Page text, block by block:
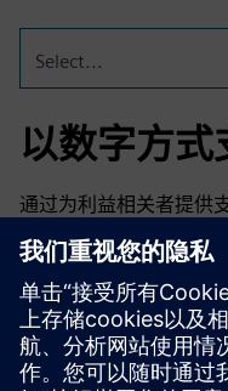
Select...
以数字方式
通过为利益相关者提供
和 BIM 规划，通过数字
用阶段。
为此，需要多个数字服
标。